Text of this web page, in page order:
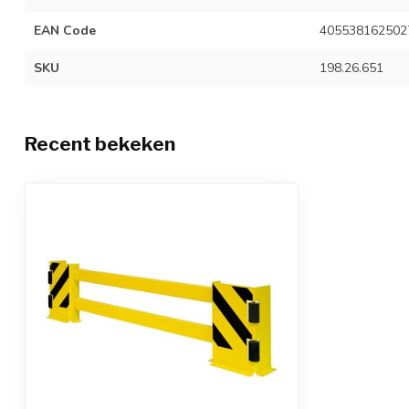
EAN Code
SKU 198.26.651
Recent bekeken